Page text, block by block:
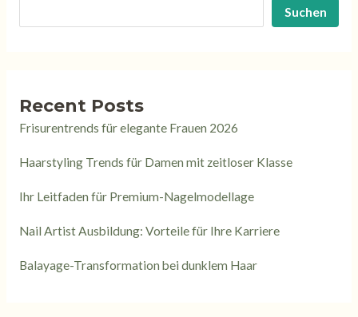
Suchen
Recent Posts
Frisurentrends für elegante Frauen 2026
Haarstyling Trends für Damen mit zeitloser Klasse
Ihr Leitfaden für Premium-Nagelmodellage
Nail Artist Ausbildung: Vorteile für Ihre Karriere
Balayage-Transformation bei dunklem Haar